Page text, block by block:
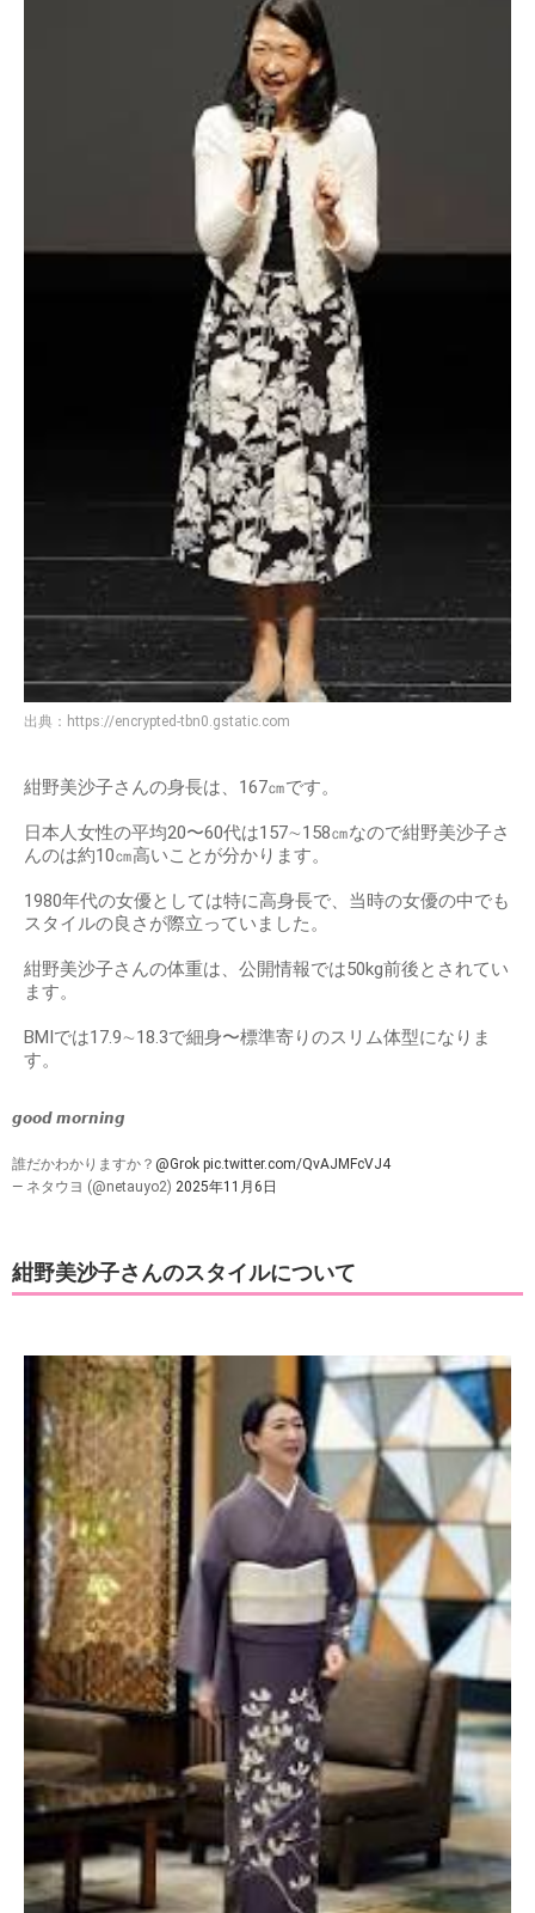
出典： https://encrypted-tbn0.gstatic.com
紺野美沙子さんの身長は、167㎝です。
日本人女性の平均20〜60代は157∼158㎝なので紺野美沙子さ
んのは約10㎝高いことが分かります。
1980年代の女優としては特に高身長で、当時の女優の中でも
スタイルの良さが際立っていました。
紺野美沙子さんの体重は、公開情報では50kg前後とされてい
ます。
BMIでは17.9∼18.3で細身〜標準寄りのスリム体型になりま
す。
𝙜𝙤𝙤𝙙 𝙢𝙤𝙧𝙣𝙞𝙣𝙜
誰だかわかりますか？ @Grok pic.twitter.com/QvAJMFcVJ4
— ネタウヨ (@netauyo2) 2025年11月6日
紺野美沙子さんのスタイルについて